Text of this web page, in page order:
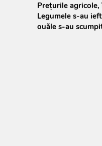
Prețurile agricole,
Legumele s-au
ouăle s-au